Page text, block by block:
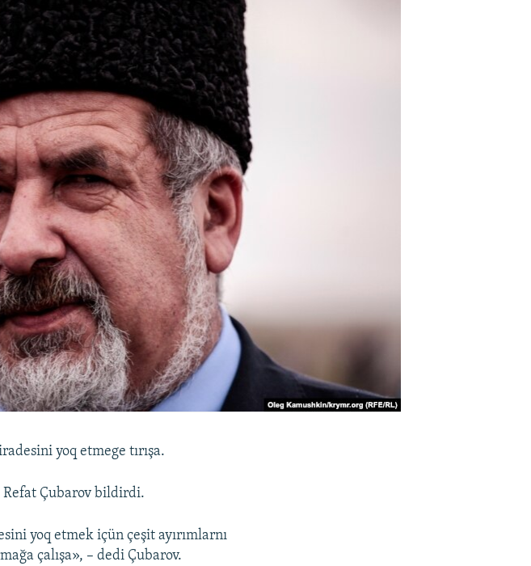
yoq etmege tırışa.
Refat Çubarov bildirdi.
yoq etmek içün çeşit ayırımlarnı
çalışa», – dedi Çubarov.